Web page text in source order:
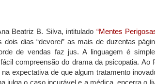
Beatriz B. Silva, intitulado “Mentes
dois dias “devorei” as mais de duzentas
de vendas faz jus. A linguagem é
compreensão do drama da psicopatia. Ao
expectativa de que algum tratamento
julga o caso incurável e a médica, encerra o